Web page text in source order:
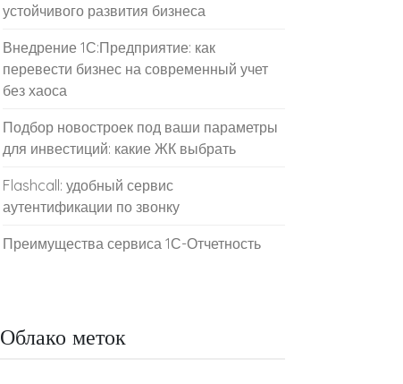
устойчивого развития бизнеса
Внедрение 1С:Предприятие: как
перевести бизнес на современный учет
без хаоса
Подбор новостроек под ваши параметры
для инвестиций: какие ЖК выбрать
Flashcall: удобный сервис
аутентификации по звонку
Преимущества сервиса 1С-Отчетность
Облако меток